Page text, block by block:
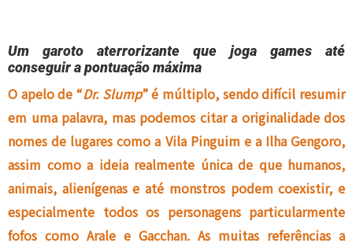
Um garoto aterrorizante que joga games até
conseguir a pontuação máxima
O apelo de “Dr. Slump” é múltiplo, sendo difícil resumir
em uma palavra, mas podemos citar a originalidade dos
nomes de lugares como a Vila Pinguim e a Ilha Gengoro,
assim como a ideia realmente única de que humanos,
animais, alienígenas e até monstros podem coexistir, e
especialmente todos os personagens particularmente
fofos como Arale e Gacchan. As muitas referências a